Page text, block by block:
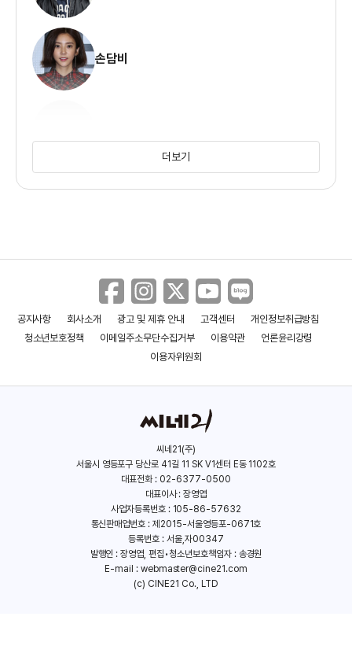
손담비
안영미
더보기
공지사항 회사소개 광고 및 제휴 안내 고객센터
개인정보취급방침
청소년보호정책
이메일주소무단수집거부 이용약관
언론윤리강령
이용자위원회
씨네21(주)
서울시 영등포구 당산로 41길 11 SK V1센터 E동 1102호
대표전화 : 02-6377-0500
대표이사 : 장영엽
사업자등록번호 : 105-86-57632
통신판매업번호 : 제2015-서울영등포-0671호
등록번호 : 서울,자00347
발행인 : 장영엽, 편집•청소년보호책임자 : 송경원
E-mail : webmaster@cine21.com
(c) CINE21 Co., LTD